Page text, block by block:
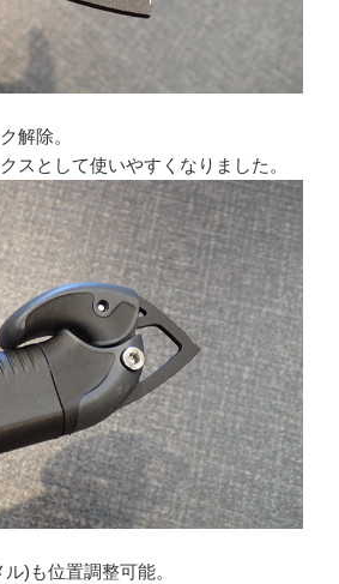
解除。
スとして使いやすくなりました。
)も位置調整可能。